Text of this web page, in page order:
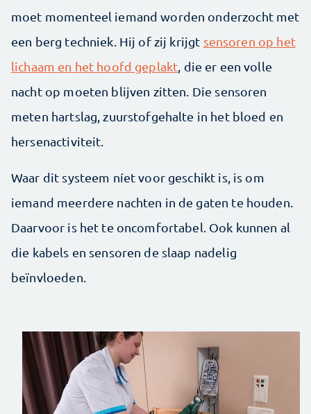
moet momenteel iemand worden onderzocht met
een berg techniek. Hij of zij krijgt sensoren op het
lichaam en het hoofd geplakt, die er een volle
nacht op moeten blijven zitten. Die sensoren
meten hartslag, zuurstofgehalte in het bloed en
hersenactiviteit.
Waar dit systeem níet voor geschikt is, is om
iemand meerdere nachten in de gaten te houden.
Daarvoor is het te oncomfortabel. Ook kunnen al
die kabels en sensoren de slaap nadelig
beïnvloeden.